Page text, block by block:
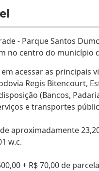
- Parque Santos
no centro do município
acessar as principais
Regis Bitencourt,
(Bancos,
e transportes
aproximadamente
w.c.
+ R$ 70,00 de